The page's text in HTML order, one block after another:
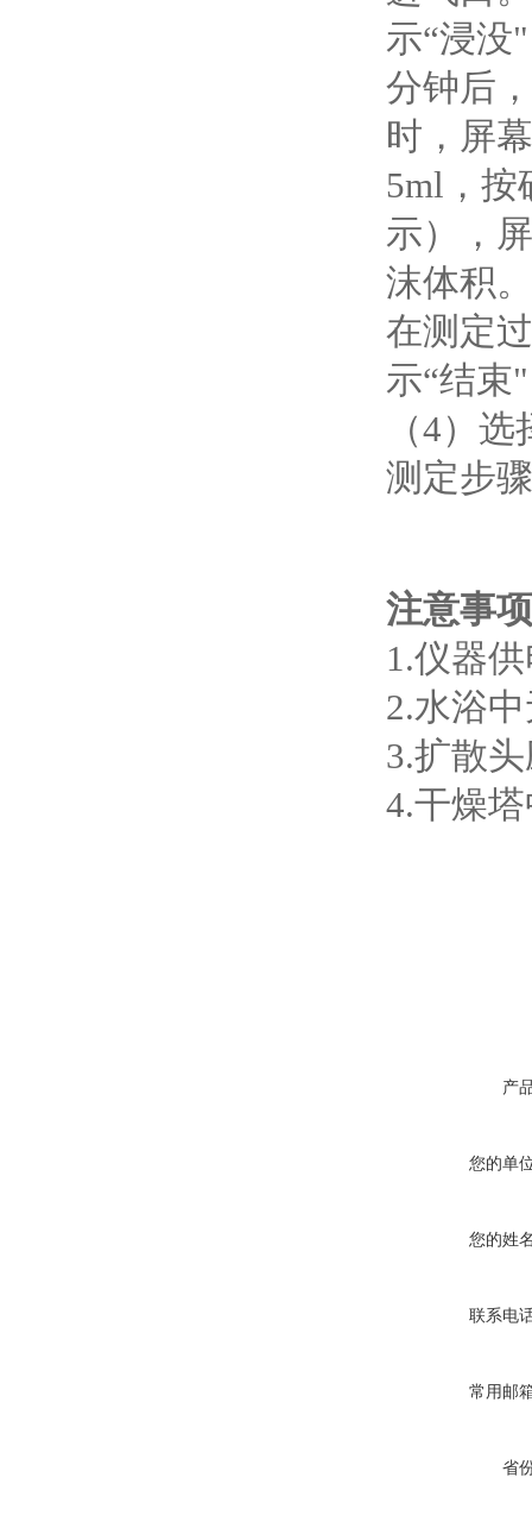
示“浸没
分钟后
时，屏
5ml，按
示），
沫体积。
在测定
示“结束
（4）
测定步
注意事项
1.仪器
2.水浴
3.扩散
4.干燥
产
您的单
您的姓
联系电
常用邮
省